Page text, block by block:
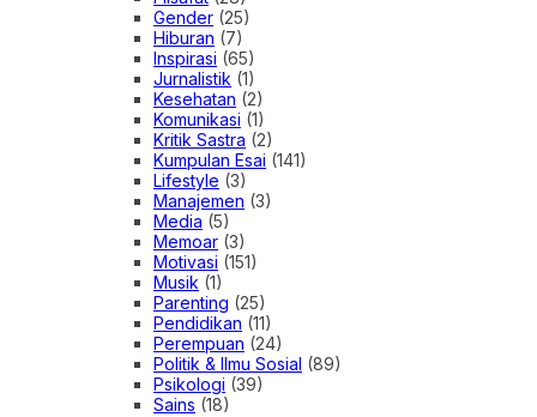
Gender (25)
Hiburan (7)
Inspirasi (65)
Jurnalistik (1)
Kesehatan (2)
Komunikasi (1)
Kritik Sastra (2)
Kumpulan Esai (141)
Lifestyle (3)
Manajemen (3)
Media (5)
Memoar (3)
Motivasi (151)
Musik (1)
Parenting (25)
Pendidikan (11)
Perempuan (24)
Politik & Ilmu Sosial (89)
Psikologi (39)
Sains (18)